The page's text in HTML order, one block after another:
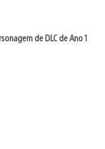
de DLC de Ano 1